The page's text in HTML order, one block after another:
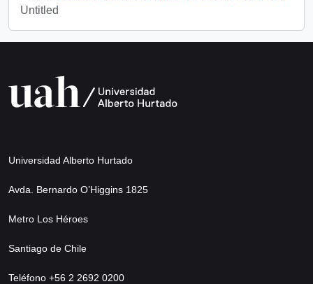
Untitled
Universidad Alberto Hurtado
Avda. Bernardo O’Higgins 1825
Metro Los Héroes
Santiago de Chile
Teléfono +56 2 2692 0200